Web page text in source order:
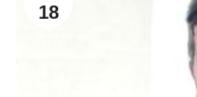
18